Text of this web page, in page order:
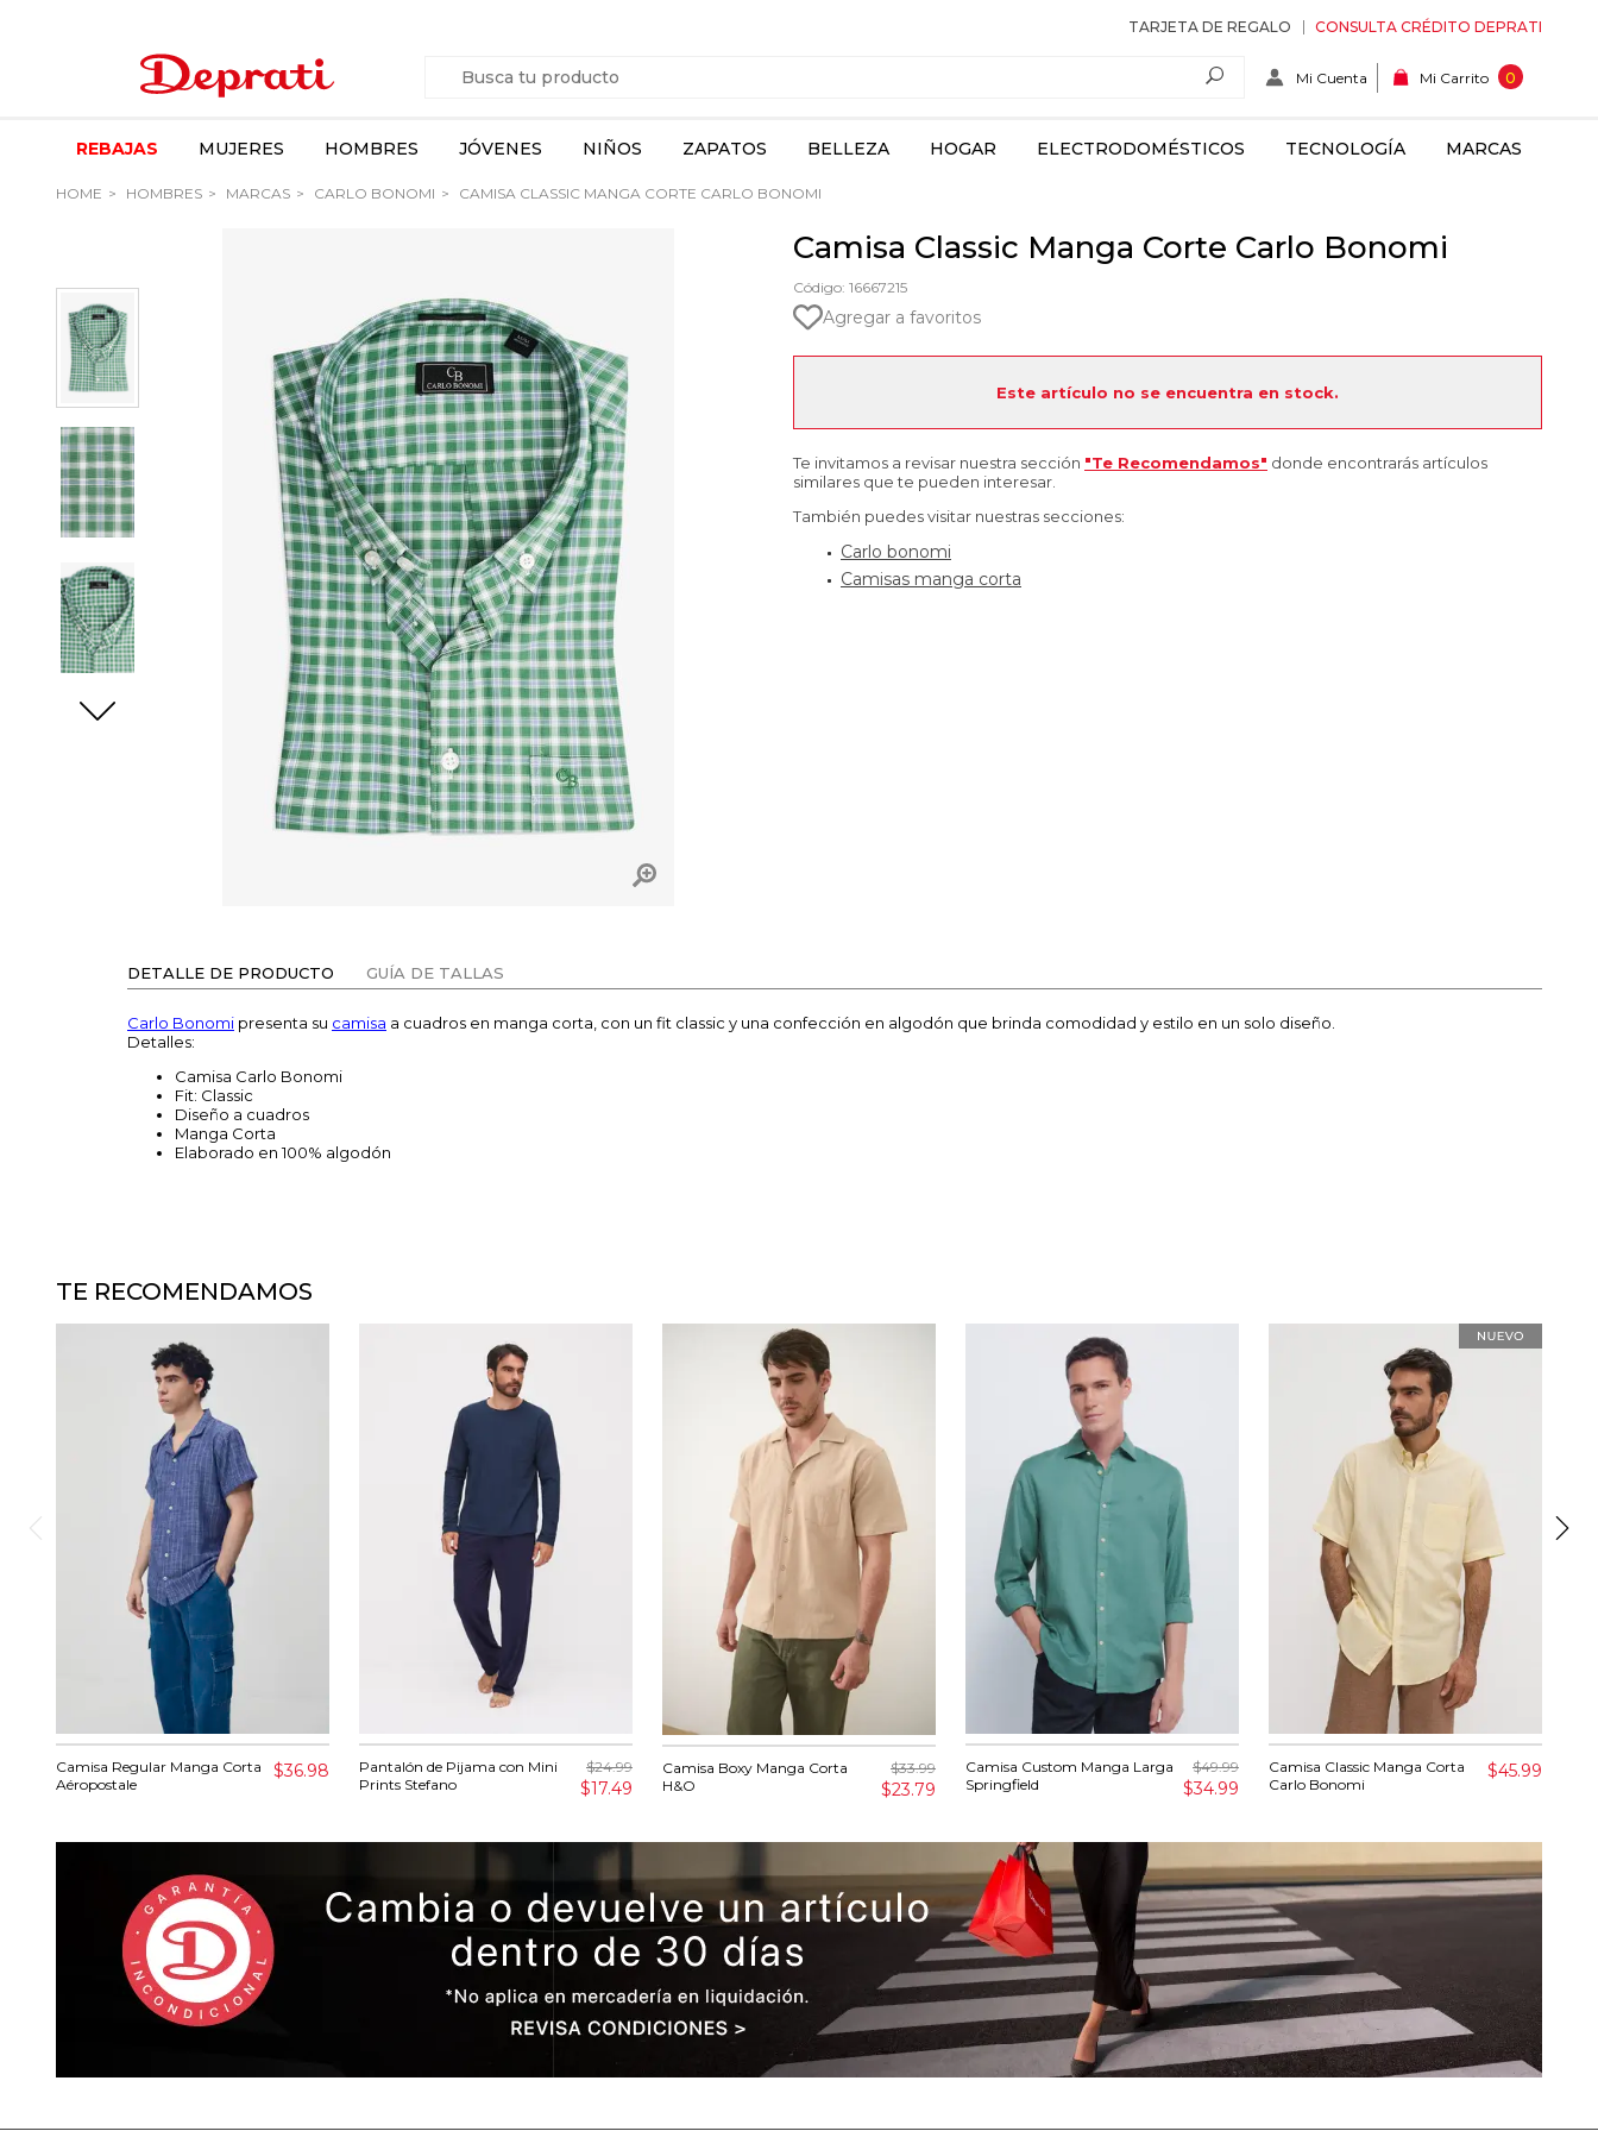
TARJETA DE REGALO CONSULTA CRÉDITO DEPRATI
Mi Cuenta Mi Carrito 0
REBAJAS MUJERES HOMBRES JÓVENES NIÑOS ZAPATOS BELLEZA HOGAR ELECTRODOMÉSTICOS TECNOLOGÍA MARCAS
HOME HOMBRES MARCAS CARLO BONOMI CAMISA CLASSIC MANGA CORTE CARLO BONOMI
Camisa Classic Manga Corte Carlo Bonomi
Código: 16667215
Agregar a favoritos
Este artículo no se encuentra en stock.
Te invitamos a revisar nuestra sección "Te Recomendamos" donde encontrarás artículos
similares que te pueden interesar.
También puedes visitar nuestras secciones:
Carlo bonomi
Camisas manga corta
DETALLE DE PRODUCTO GUÍA DE TALLAS
Carlo Bonomi presenta su camisa a cuadros en manga corta, con un fit classic y una confección en algodón que brinda comodidad y estilo en un solo diseño.
Detalles:
Camisa Carlo Bonomi
Fit: Classic
Diseño a cuadros
Manga Corta
Elaborado en 100% algodón
TE RECOMENDAMOS
Camisa Regular Manga Corta
Aéropostale
$36.98
Pantalón de Pijama con Mini
Prints Stefano
$24.99
$17.49
Camisa Boxy Manga Corta
H&O
$33.99
$23.79
Camisa Custom Manga Larga
Springfield
$49.99
$34.99
Camisa Classic Manga Corta
Carlo Bonomi
$45.99